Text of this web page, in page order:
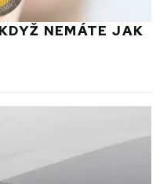
NEMÁTE JAK